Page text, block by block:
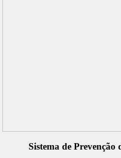
Sistema de Prevenção